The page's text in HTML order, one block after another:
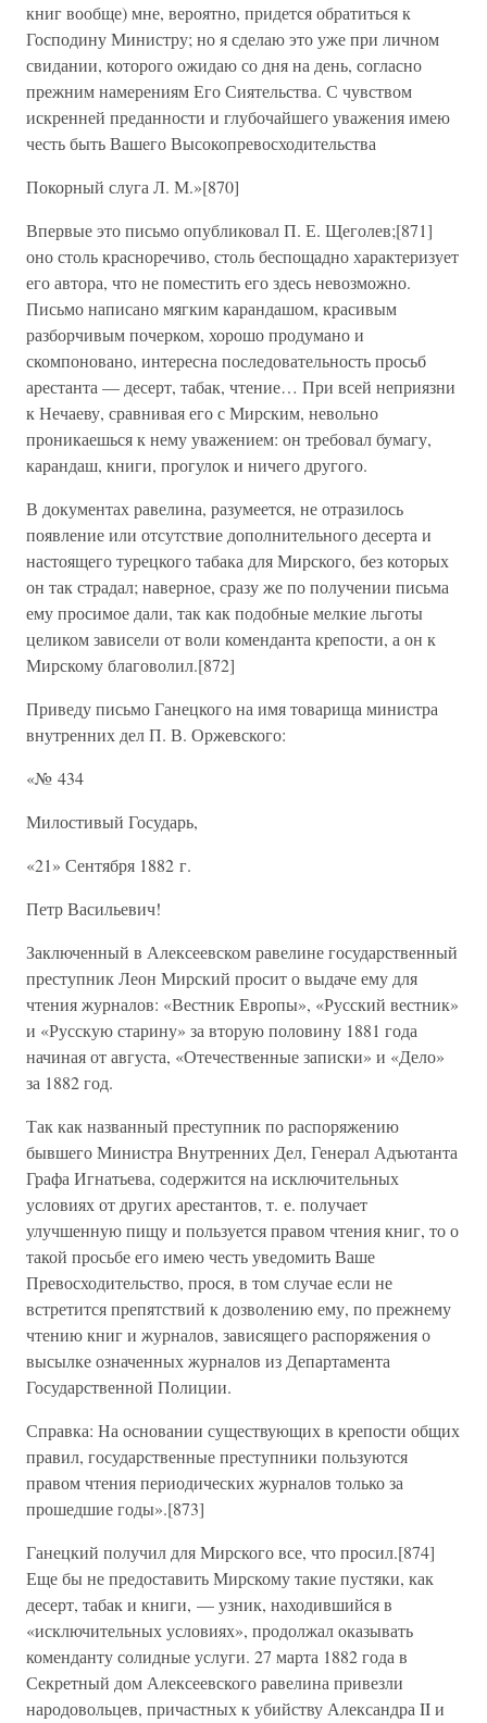
книг вообще) мне, вероятно, придется обратиться к
Господину Министру; но я сделаю это уже при личном
свидании, которого ожидаю со дня на день, согласно
прежним намерениям Его Сиятельства. С чувством
искренней преданности и глубочайшего уважения имею
честь быть Вашего Высокопревосходительства
Покорный слуга Л. М.»[870]
Впервые это письмо опубликовал П. Е. Щеголев;[871]
оно столь красноречиво, столь беспощадно характеризует
его автора, что не поместить его здесь невозможно.
Письмо написано мягким карандашом, красивым
разборчивым почерком, хорошо продумано и
скомпоновано, интересна последовательность просьб
арестанта — десерт, табак, чтение… При всей неприязни
к Нечаеву, сравнивая его с Мирским, невольно
проникаешься к нему уважением: он требовал бумагу,
карандаш, книги, прогулок и ничего другого.
В документах равелина, разумеется, не отразилось
появление или отсутствие дополнительного десерта и
настоящего турецкого табака для Мирского, без которых
он так страдал; наверное, сразу же по получении письма
ему просимое дали, так как подобные мелкие льготы
целиком зависели от воли коменданта крепости, а он к
Мирскому благоволил.[872]
Приведу письмо Ганецкого на имя товарища министра
внутренних дел П. В. Оржевского:
«№ 434
Милостивый Государь,
«21» Сентября 1882 г.
Петр Васильевич!
Заключенный в Алексеевском равелине государственный
преступник Леон Мирский просит о выдаче ему для
чтения журналов: «Вестник Европы», «Русский вестник»
и «Русскую старину» за вторую половину 1881 года
начиная от августа, «Отечественные записки» и «Дело»
за 1882 год.
Так как названный преступник по распоряжению
бывшего Министра Внутренних Дел, Генерал Адъютанта
Графа Игнатьева, содержится на исключительных
условиях от других арестантов, т. е. получает
улучшенную пищу и пользуется правом чтения книг, то о
такой просьбе его имею честь уведомить Ваше
Превосходительство, прося, в том случае если не
встретится препятствий к дозволению ему, по прежнему
чтению книг и журналов, зависящего распоряжения о
высылке означенных журналов из Департамента
Государственной Полиции.
Справка: На основании существующих в крепости общих
правил, государственные преступники пользуются
правом чтения периодических журналов только за
прошедшие годы».[873]
Ганецкий получил для Мирского все, что просил.[874]
Еще бы не предоставить Мирскому такие пустяки, как
десерт, табак и книги, — узник, находившийся в
«исключительных условиях», продолжал оказывать
коменданту солидные услуги. 27 марта 1882 года в
Секретный дом Алексеевского равелина привезли
народовольцев, причастных к убийству Александра II и